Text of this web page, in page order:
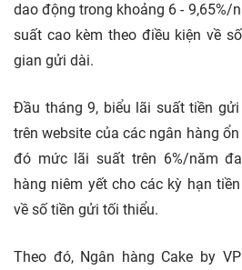
dao động trong khoảng 6 - 9,65%/
suất cao kèm theo điều kiện về
gian gửi dài.
Đầu tháng 9, biểu lãi suất tiền
trên website của các ngân hàng
đó mức lãi suất trên 6%/năm
hàng niêm yết cho các kỳ hạn
về số tiền gửi tối thiểu.
Theo đó, Ngân hàng Cake by